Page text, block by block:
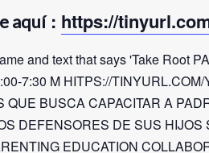
aquí: https://